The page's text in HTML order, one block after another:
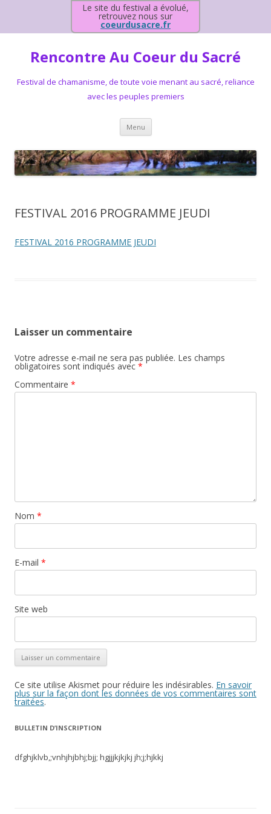
Le site du festival a évolué,
retrouvez nous sur
coeurdusacre.fr
Rencontre Au Coeur du Sacré
Festival de chamanisme, de toute voie menant au sacré, reliance
avec les peuples premiers
Menu Aller au contenu principal
FESTIVAL 2016 PROGRAMME JEUDI
FESTIVAL 2016 PROGRAMME JEUDI
Laisser un commentaire
Votre adresse e-mail ne sera pas publiée. Les champs
obligatoires sont indiqués avec *
Commentaire *
Nom *
E-mail *
Site web
Ce site utilise Akismet pour réduire les indésirables. En savoir
plus sur la façon dont les données de vos commentaires sont
traitées.
BULLETIN D’INSCRIPTION
dfghjklvb,;vnhjhjbhj;bjj; hgjjjkjkjkj jh;j;hjkkj